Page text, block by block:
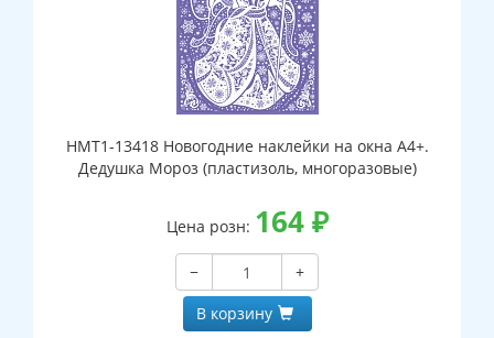
НМТ1-13418 Новогодние наклейки на окна А4+.
Дедушка Мороз (пластизоль, многоразовые)
Цена розн: 164₽
−
+
В корзину